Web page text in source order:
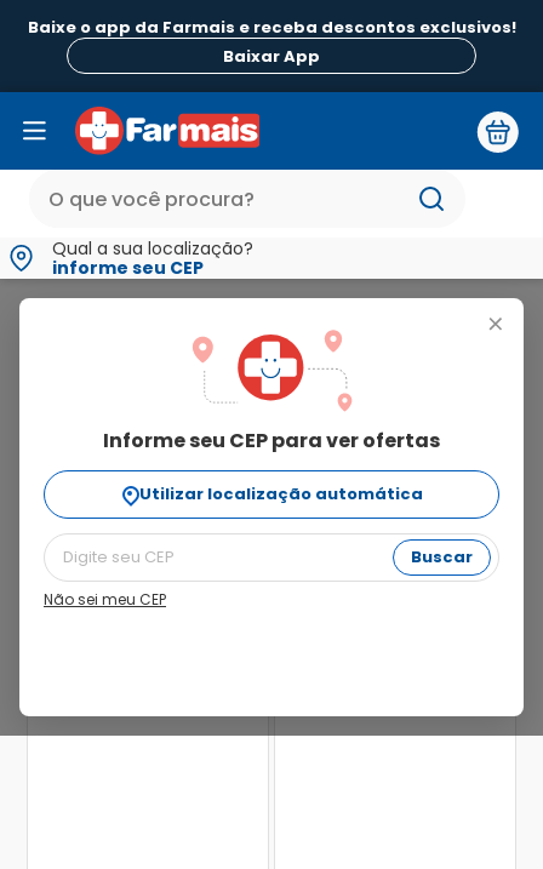
Baixe o app da Farmais e receba descontos exclusivos!
Baixar App
Qual a sua localização?
informe seu CEP
+
Informe seu CEP para ver ofertas
Utilizar localização automática
Buscar
Não sei meu CEP
Ordenar Por
relevância
20%